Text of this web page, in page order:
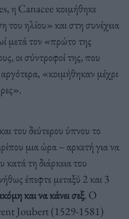
η Canacee κοιμήθηκε
του ηλίου» και στη συνέχεια
μετά τον «πρώτο της
οι σύντροφοί της, που
αργότερα, «κοιμήθηκαν μέχρι
του δεύτερου ύπνου το
μια ώρα – αρκετή για να
κατά τη διάρκεια του
έπεφτε μεταξύ 2 και 3
και να κάνει σεξ. Ο
Joubert (1529-1581)